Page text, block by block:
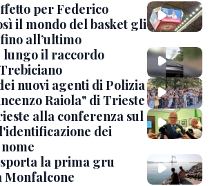
per Federico
il mondo del basket gli
all’ultimo
lungo il raccordo
nuovi agenti di Polizia
Raiola" di Trieste
alla conferenza sul
dei
la prima gru
Monfalcone